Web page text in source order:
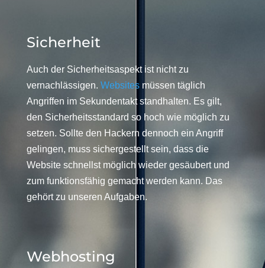
Sicherheit
Auch der Sicherheitsaspekt ist nicht zu
vernachlässigen. Websitesmüssen täglich
Angriffen im Sekundentakt standhalten. Es gilt,
den Sicherheitsstandard so hoch wie möglich zu
setzen. Sollte den Hackern dennoch ein Angriff
gelingen, muss sichergestellt sein, dass die
Website schnellst möglich wieder gesäubert und
zum funktionsfähig gemacht werden kann. Das
gehört zu unseren Aufgaben.
Webhosting